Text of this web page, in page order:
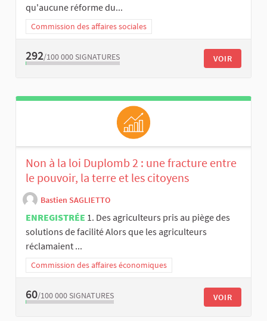
qu'aucune réforme du...
Commission des affaires sociales
292/100 000 SIGNATURES VOIR
Non à la loi Duplomb 2 : une fracture entre
le pouvoir, la terre et les citoyens
Bastien SAGLIETTO
ENREGISTRÉE 1. Des agriculteurs pris au piège des
solutions de facilité Alors que les agriculteurs
réclamaient ...
Commission des affaires économiques
60/100 000 SIGNATURES VOIR